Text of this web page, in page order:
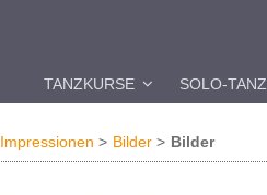
TANZKURSE SOLO-TANZ
Impressionen Bilder Bilder